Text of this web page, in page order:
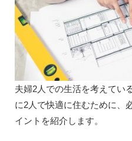
夫婦2人での生活を考えてい
に2人で快適に住むために、
イントを紹介します。